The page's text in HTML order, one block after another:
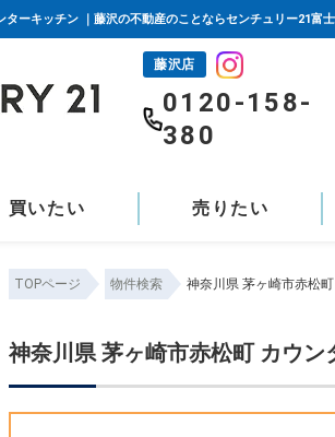
ターキッチン ｜藤沢の不動産のことならセンチュリー21富
藤沢店
0120-158-
380
買いたい 売りたい
TOPページ 物件検索 神奈川県 茅ヶ崎市赤松
神奈川県 茅ヶ崎市赤松町 カウ